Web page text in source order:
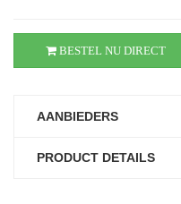
BESTEL NU DIRECT
AANBIEDERS
PRODUCT DETAILS